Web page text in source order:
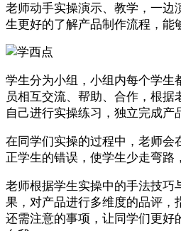
老师动手实操演示、教学，一边
生更好的了解产品制作流程，能
学生分为小组，小组内每个学生
员相互交流、帮助、合作，根据
自己进行实操练习，独立完成产
在同学们实操的过程中，老师会
正学生的错误，使学生少走弯路
老师根据学生实操中的手法技巧
果，对产品进行多维度的品评，
还需注意的事项，让同学们更好